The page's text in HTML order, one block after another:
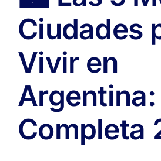
Ciudades
Vivir en
Argentina:
Completa